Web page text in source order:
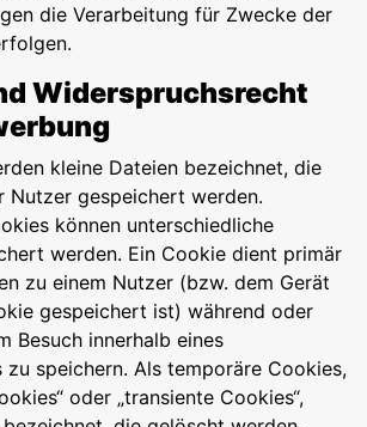
die Verarbeitung für Zwecke der
Widerspruchsrecht
kleine Dateien bezeichnet, die
Nutzer gespeichert werden.
können unterschiedliche
werden. Ein Cookie dient primär
zu einem Nutzer (bzw. dem Gerät
gespeichert ist) während oder
Besuch innerhalb eines
zu speichern. Als temporäre Cookies,
oder „transiente Cookies“,